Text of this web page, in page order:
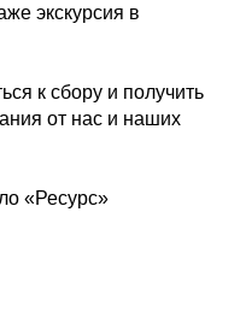
экскурсия в
к сбору и получить
от нас и наших
«Ресурс»